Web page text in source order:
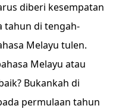
diberi kesempatan
tahun di tengah-
Melayu tulen.
Melayu atau
Bukankah di
permulaan tahun